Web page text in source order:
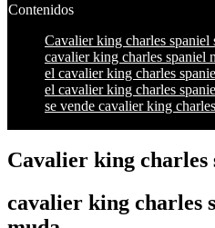
Contenidos
Cavalier king charles spaniel
cavalier king charles spaniel
el cavalier king charles
el cavalier king charles
se vende cavalier king
Cavalier king charles
cavalier king charles